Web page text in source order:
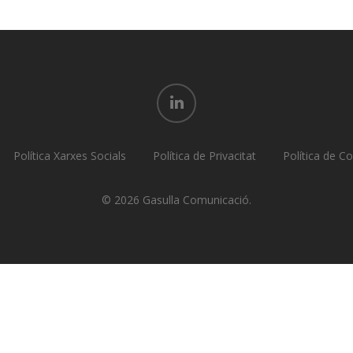
linkedin
Política Xarxes Socials Política de Privacitat Política de
© 2026 Gasulla Comunicació.